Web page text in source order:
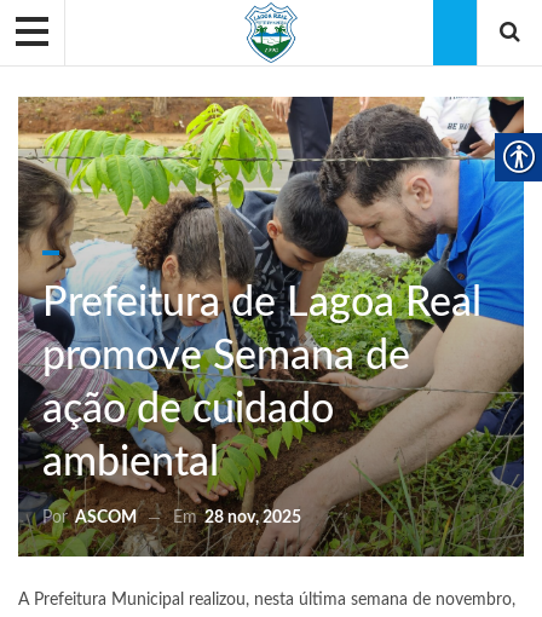
Prefeitura de Lagoa Real
promove Semana de
ação de cuidado
ambiental
Por ASCOM Em28 nov, 2025
A Prefeitura Municipal realizou, nesta última semana de novembro,